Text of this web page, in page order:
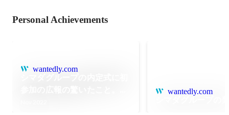
Personal Achievements
wantedly.com
wantedly.com